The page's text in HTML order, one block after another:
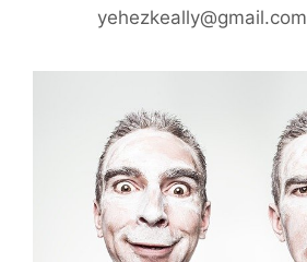
yehezkeally@gmail.com